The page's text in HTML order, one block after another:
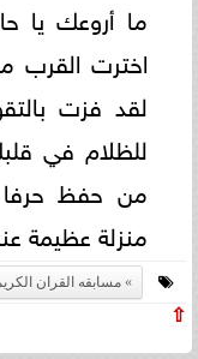
ما أروعك يا
اخترت القرب
لقد فزت
للظلام في
من حفظ حرفا
منزلة عظيمة
مسابقه القران
⇧